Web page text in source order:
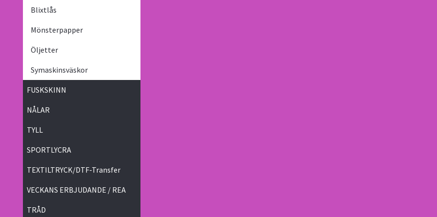
Blixtlås
Mönsterpapper
Öljetter
Symaskinsväskor
FUSKSKINN
NÅLAR
TYLL
SPORTLYCRA
TEXTILTRYCK/DTF-Transfer
VECKANS ERBJUDANDE / REA
TRÅD